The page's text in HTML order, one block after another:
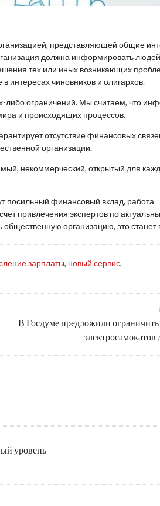
представляющей общие
должна информировать
тех или иных возникающих
интересах чиновников и олигархов.
либо ограничений. Мы считаем, что
и происходящих процессов.
отсутствие финансовых
организации.
некоммерческий, открытый для
посильный финансовый вклад, работа
привлечения экспертов по
общественную организацию, это
зарплаты, новый сервис,
В Госдуме предложили ограничить
электросамокатов
уровень